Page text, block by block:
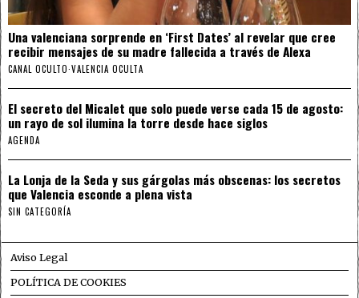
Una valenciana sorprende en ‘First Dates’ al revelar que cree
recibir mensajes de su madre fallecida a través de Alexa
CANAL OCULTO·VALENCIA OCULTA
El secreto del Micalet que solo puede verse cada 15 de agosto:
un rayo de sol ilumina la torre desde hace siglos
AGENDA
La Lonja de la Seda y sus gárgolas más obscenas: los secretos
que Valencia esconde a plena vista
SIN CATEGORÍA
Aviso Legal
POLÍTICA DE COOKIES